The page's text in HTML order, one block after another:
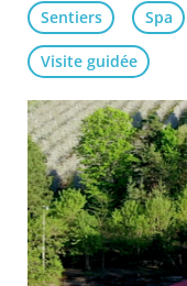
Sentiers Spa
Visite guidée